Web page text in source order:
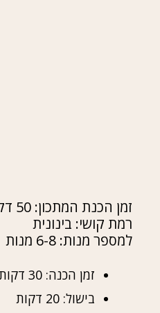
זמן הכנת המתכון: 50 דקות
רמת קושי: בינונית
למספר מנות: 6-8 מנות
זמן הכנה: 30 דקות לקיצוץ וטיפול ברכיבים
בישול: 20 דקות